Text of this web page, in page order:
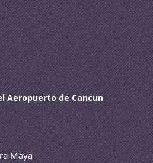
Aeropuerto de Cancun
Maya